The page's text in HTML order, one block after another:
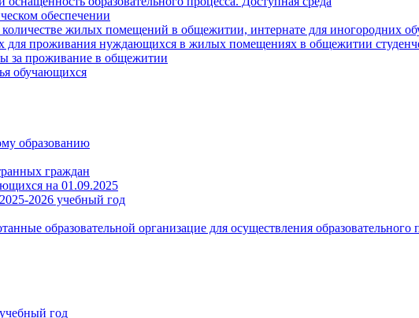
обеспечении
жилых помещений в общежитии, интернате для иногородних
для проживания нуждающихся в жилых помещениях в общежитии
за проживание в общежитии
обучающихся
образованию
граждан
на 01.09.2025
2026 учебный год
образовательной организацие для осуществления образовательного
год